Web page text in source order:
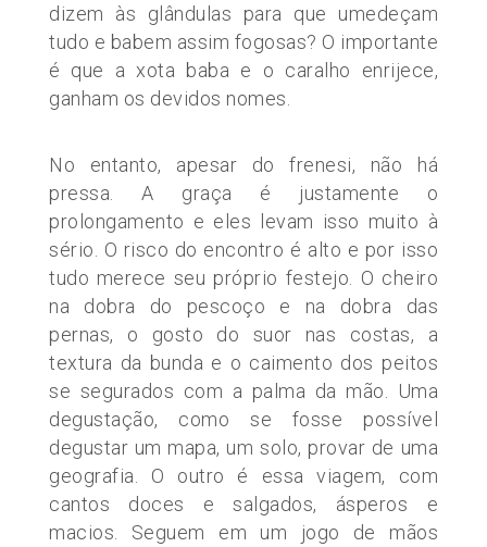
dizem às glândulas para que umedeçam
tudo e babem assim fogosas? O importante
é que a xota baba e o caralho enrijece,
ganham os devidos nomes.
No entanto, apesar do frenesi, não há
pressa. A graça é justamente o
prolongamento e eles levam isso muito à
sério. O risco do encontro é alto e por isso
tudo merece seu próprio festejo. O cheiro
na dobra do pescoço e na dobra das
pernas, o gosto do suor nas costas, a
textura da bunda e o caimento dos peitos
se segurados com a palma da mão. Uma
degustação, como se fosse possível
degustar um mapa, um solo, provar de uma
geografia. O outro é essa viagem, com
cantos doces e salgados, ásperos e
macios. Seguem em um jogo de mãos